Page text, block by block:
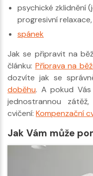
psychické zklidnění
progresivní
spánek
Jak se připravit na
článku: Příprava na
dozvíte jak se
doběhu. A pokud Vás
jednostrannou
cvičení: Kompenzační
Jak Vám může